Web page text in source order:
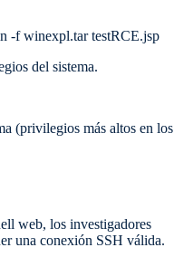
-f winexpl.tar testRCE.jsp
del sistema.
(privilegios más altos en los
web, los investigadores
una conexión SSH válida.